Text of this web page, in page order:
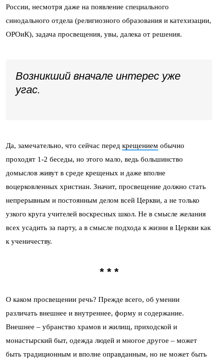
России, несмотря даже на появление специального
синодального отдела (религиозного образования и катехизации,
ОРОиК), задача просвещения, увы, далека от решения.
Возникший вначале интерес уже
угас.
Да, замечательно, что сейчас перед крещением обычно
проходят 1-2 беседы, но этого мало, ведь большинство
домыслов живут в среде крещеных и даже вполне
воцерковленных христиан. Значит, просвещение должно стать
непрерывным и постоянным делом всей Церкви, а не только
узкого круга учителей воскресных школ. Не в смысле желания
всех усадить за парту, а в смысле подхода к жизни в Церкви как
к ученичеству.
* * *
О каком просвещении речь? Прежде всего, об умении
различать внешнее и внутреннее, форму и содержание.
Внешнее – убранство храмов и жилищ, приходской и
монастырский быт, одежда людей и многое другое – может
быть традиционным и вполне оправданным, но не может быть